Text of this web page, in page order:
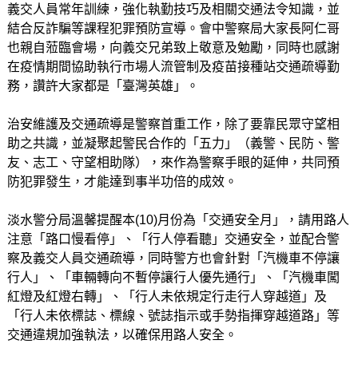
義交人員常年訓練，強化執勤技巧及相關交通法令知識，並
結合反詐騙等課程犯罪預防宣導。會中警察局大家長阿仁哥
也親自蒞臨會場，向義交兄弟致上敬意及勉勵，同時也感謝
在疫情期間協助執行市場人流管制及疫苗接種站交通疏導勤
務，讚許大家都是「臺灣英雄」。
治安維護及交通疏導是警察首重工作，除了要靠民眾守望相
助之共識，並凝聚起警民合作的「五力」（義警、民防、警
友、志工、守望相助隊），來作為警察手眼的延伸，共同預
防犯罪發生，才能達到事半功倍的成效。
淡水警分局溫馨提醒本(10)月份為「交通安全月」，請用路人
注意「路口慢看停」、「行人停看聽」交通安全，並配合警
察及義交人員交通疏導，同時警方也會針對「汽機車不停讓
行人」、「車輛轉向不暫停讓行人優先通行」、「汽機車闖
紅燈及紅燈右轉」、「行人未依規定行走行人穿越道」及
「行人未依標誌、標線、號誌指示或手勢指揮穿越道路」等
交通違規加強執法，以確保用路人安全。